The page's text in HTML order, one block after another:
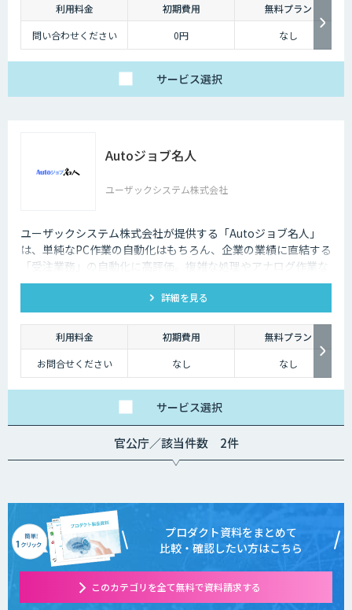
利用料金 初期費用
無料プラン
問い合わせください
0円 なし
サービス選択
Autoジョブ名人
ユーザックシステム株式会社
ユーザックシステム株式会社が提供する「Autoジョブ名人」
は、単純なPC作業の自動化はもちろん、企業の業績に直結する
「受注業務」の自動化に高評価。複雑な処理やアナログ作業な
ど、担当者の負荷が高い受注業務をデジタル化・自動化し、DX
推進に弾みをつけましょう。詳細を見る
利用料金 初期費用
無料プラン
お問合せください
なし なし
サービス選択
官公庁／該当件数 2件
プロダクト資料をまとめて
比較・確認したい方はこちら
このカテゴリを全て無料で資料請求する